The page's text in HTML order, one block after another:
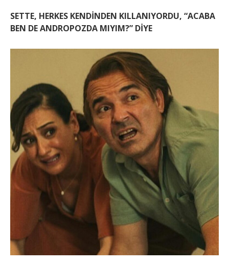
SETTE, HERKES KENDİNDEN KILLANIYORDU, “ACABA
BEN DE ANDROPOZDA MIYIM?” DİYE